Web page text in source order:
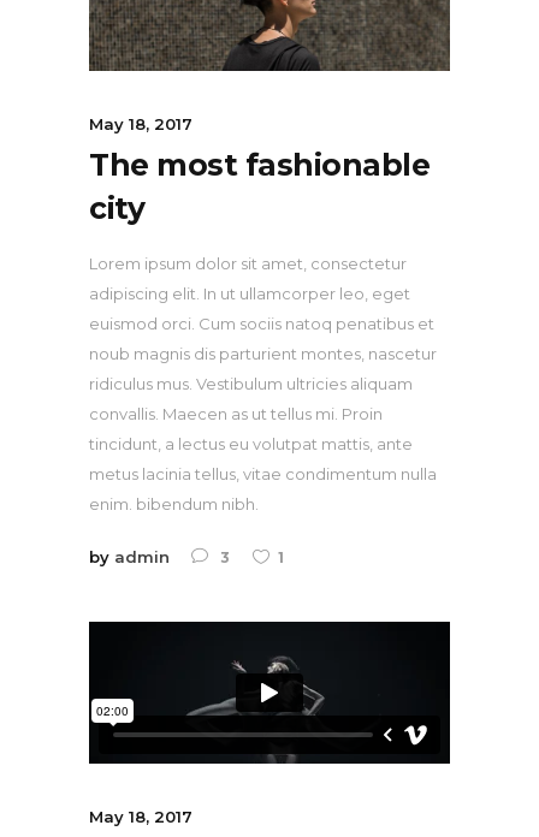
May 18, 2017
The most fashionable
city
Lorem ipsum dolor sit amet, consectetur
adipiscing elit. In ut ullamcorper leo, eget
euismod orci. Cum sociis natoq penatibus et
noub magnis dis parturient montes, nascetur
ridiculus mus. Vestibulum ultricies aliquam
convallis. Maecen as ut tellus mi. Proin
tincidunt, a lectus eu volutpat mattis, ante
metus lacinia tellus, vitae condimentum nulla
enim. bibendum nibh.
by admin 3 1
May 18, 2017